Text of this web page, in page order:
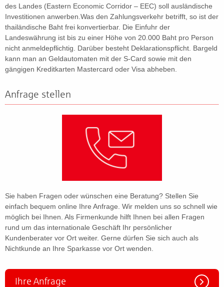
des Landes (Eastern Economic Corridor – EEC) soll ausländische
Investitionen anwerben.Was den Zahlungsverkehr betrifft, so ist der
thailändische Baht frei konvertierbar. Die Einfuhr der
Landeswährung ist bis zu einer Höhe von 20.000 Baht pro Person
nicht anmeldepflichtig. Darüber besteht Deklarationspflicht. Bargeld
kann man an Geldautomaten mit der S-Card sowie mit den
gängigen Kreditkarten Mastercard oder Visa abheben.
Anfrage stellen
Sie haben Fragen oder wünschen eine Beratung? Stellen Sie
einfach bequem online Ihre Anfrage. Wir melden uns so schnell wie
möglich bei Ihnen. Als Firmenkunde hilft Ihnen bei allen Fragen
rund um das internationale Geschäft Ihr persönlicher
Kundenberater vor Ort weiter. Gerne dürfen Sie sich auch als
Nichtkunde an Ihre Sparkasse vor Ort wenden.
Ihre Anfrage